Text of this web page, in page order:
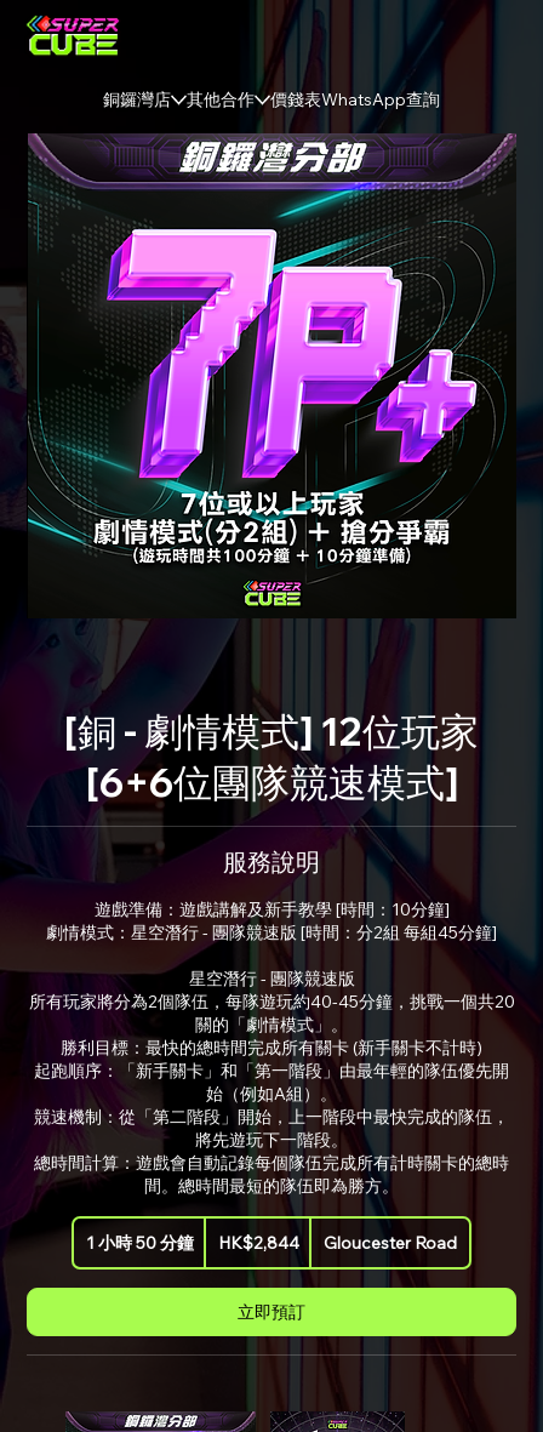
銅鑼灣店 其他合作 價錢表WhatsApp查詢
[銅 - 劇情模式] 12位玩家
[6+6位團隊競速模式]
服務說明
遊戲準備：遊戲講解及新手教學 [時間：10分鐘]
劇情模式：星空潛行 - 團隊競速版 [時間：分2組 每組45分鐘]
星空潛行 - 團隊競速版
所有玩家將分為2個隊伍，每隊遊玩約40-45分鐘，挑戰一個共20
關的「劇情模式」。
勝利目標：最快的總時間完成所有關卡 (新手關卡不計時)
起跑順序：「新手關卡」和「第一階段」由最年輕的隊伍優先開
始（例如A組）。
競速機制：從「第二階段」開始，上一階段中最快完成的隊伍，
將先遊玩下一階段。
總時間計算：遊戲會自動記錄每個隊伍完成所有計時關卡的總時
間。總時間最短的隊伍即為勝方。
1 小時 50 分鐘
小
5
分
HK$2,844 Gloucester Road
立即預訂